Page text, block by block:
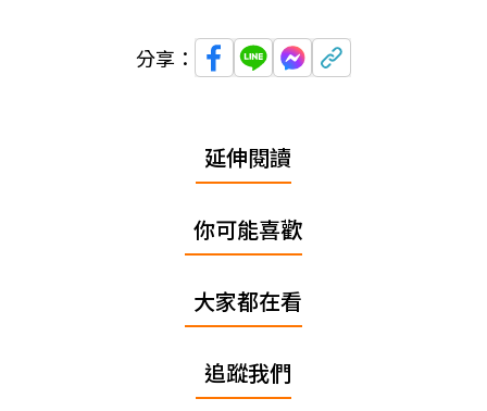
分享：
延伸閱讀
你可能喜歡
大家都在看
追蹤我們